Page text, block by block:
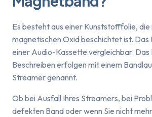
Es besteht aus einer Kunststofffolie, die
magnetischen Oxid beschichtet ist.
einer Audio-Kassette vergleichbar. Das
Beschreiben erfolgen mit einem
Streamer genannt.
Ob bei Ausfall Ihres Streamers, bei
defekten Band oder wenn Sie nicht